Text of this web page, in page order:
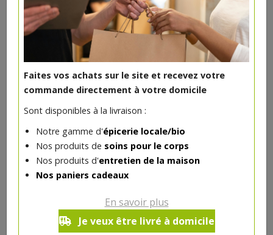
Faites vos achats sur le site et recevez votre
commande directement à votre domicile
Sont disponibles à la livraison :
Notre gamme d'épicerie locale/bio
Nos produits de soins pour le corps
Nos produits d'entretien de la maison
Nos paniers cadeaux
En savoir plus
Je veux être livré à domicile
4.07€
Réception souhaitée le
DANS LA MÊME CATÉGORIE ...